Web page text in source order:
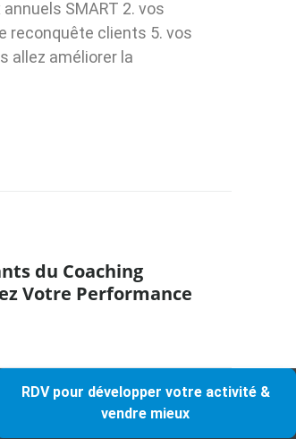
SMART 2. vos
reconquête clients 5. vos
allez améliorer la
du Coaching
Votre Performance
RDV pour développer votre activité &
vendre mieux